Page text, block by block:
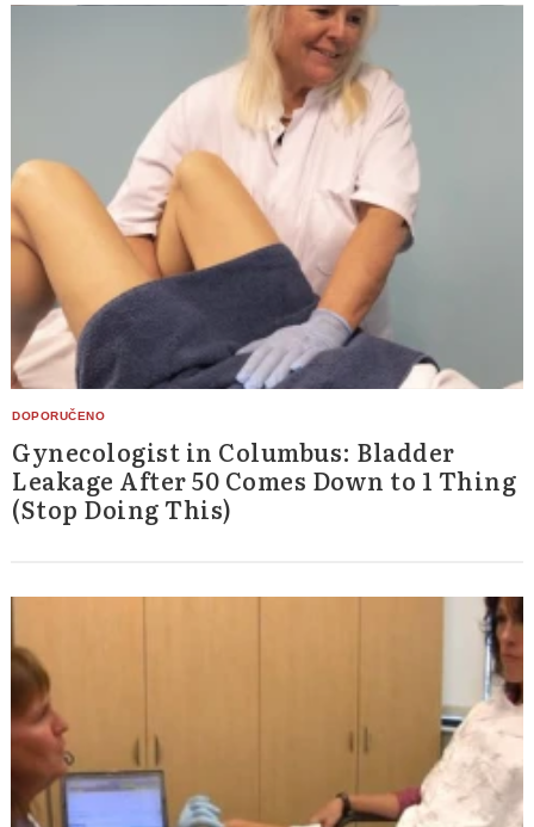
Gynecologist in Columbus: Bladder
Leakage After 50 Comes Down to 1 Thing
(Stop Doing This)